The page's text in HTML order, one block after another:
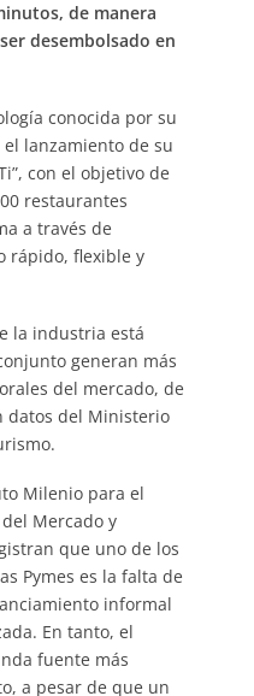
de manera
desembolsado en
conocida por su
lanzamiento de su
con el objetivo de
restaurantes
a través de
rápido, flexible y
la industria está
generan más
del mercado, de
datos del Ministerio
Milenio para el
Mercado y
que uno de los
Pymes es la falta de
informal
En tanto, el
fuente más
a pesar de que un